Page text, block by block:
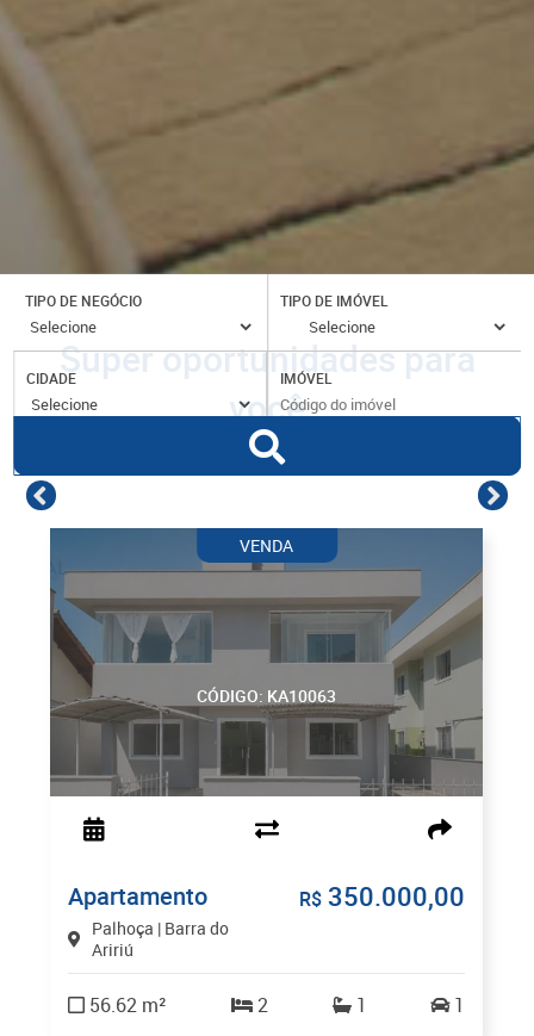
TIPO DE NEGÓCIO TIPO DE IMÓVEL
CIDADE IMÓVEL
Super oportunidades para
você
CÓDIGO: KA10063
VENDA
Apartamento
Palhoça | Barra do
Aririú
R$ 350.000,00
56.62 m² 2 1 1